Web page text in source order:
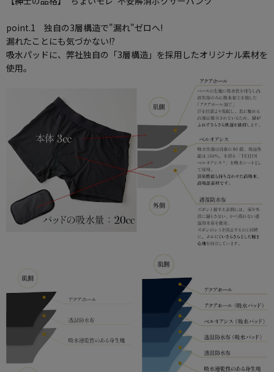
point.1 独自の3層構造で"漏れ"ゼロへ!
漏れたことにも気づかない!?
吸水パッドに、弊社独自の「3層構造」を採用したオリジナル素材を
使用。